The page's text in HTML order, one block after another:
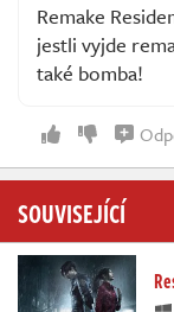
Remake
jestli vyjde
také bomba!
SOUVISEJÍCÍ